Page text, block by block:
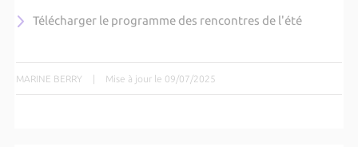
Télécharger le programme des rencontres de l'été
MARINE BERRY | Mise à jour le 09/07/2025